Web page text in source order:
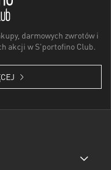
darmowych zwrotów i
akcji w S'portofino Club.